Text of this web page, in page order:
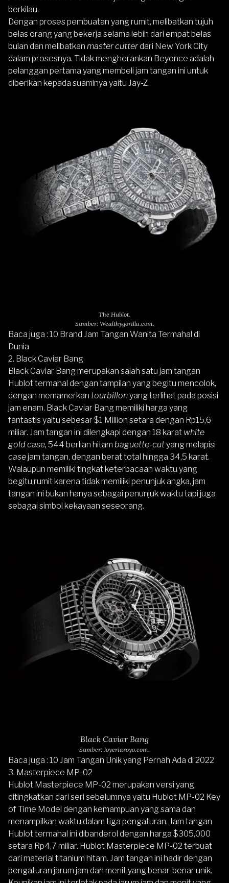
berkilau.
Dengan proses pembuatan yang rumit, melibatkan tujuh
belas orang yang bekerja selama lebih dari empat belas
bulan dan melibatkan master cutterdari New York City
dalam prosesnya. Tidak mengherankan Beyonce adalah
pelanggan pertama yang membeli jam tangan ini untuk
diberikan kepada suaminya yaitu Jay-Z.
The Hublot.
Sumber: Wealthygorilla.com.
Baca juga : 10 Brand Jam Tangan Wanita Termahal di
Dunia
2. Black Caviar Bang
Black Caviar Bang merupakan salah satu jam tangan
Hublot termahal dengan tampilan yang begitu mencolok,
dengan memamerkan tourbillonyang terlihat pada posisi
jam enam. Black Caviar Bang memiliki harga yang
fantastis yaitu sebesar $1 Million setara dengan Rp15,6
miliar. Jam tangan ini dilengkapi dengan 18 karat white
gold case, 544 berlian hitam baguette-cutyang melapisi
casejam tangan, dengan berat total hingga 34,5 karat.
Walaupun memiliki tingkat keterbacaan waktu yang
begitu rumit karena tidak memiliki penunjuk angka, jam
tangan ini bukan hanya sebagai penunjuk waktu tapi juga
sebagai simbol kekayaan seseorang.
Black Caviar Bang
Sumber: Joyeriaroyo.com.
Baca juga : 10 Jam Tangan Unik yang Pernah Ada di 2022
3. Masterpiece MP-02
Hublot Masterpiece MP-02 merupakan versi yang
ditingkatkan dari seri sebelumnya yaitu Hublot MP-02 Key
of Time Model dengan kemampuan yang sama dan
menampilkan waktu dalam tiga pengaturan. Jam tangan
Hublot termahal ini dibanderol dengan harga $305,000
setara Rp4,7 miliar. Hublot Masterpiece MP-02 terbuat
dari material titanium hitam. Jam tangan ini hadir dengan
pengaturan jarum jam dan menit yang benar-benar unik.